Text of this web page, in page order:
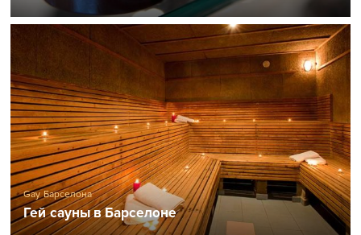
Gay Барселона
Гей сауны в Барселоне